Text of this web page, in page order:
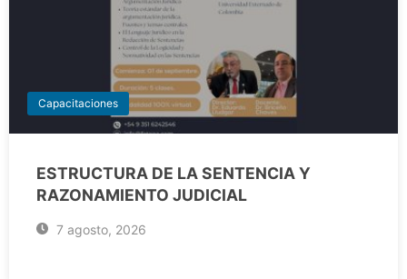
Capacitaciones
ESTRUCTURA DE LA SENTENCIA Y
RAZONAMIENTO JUDICIAL
7 agosto, 2026